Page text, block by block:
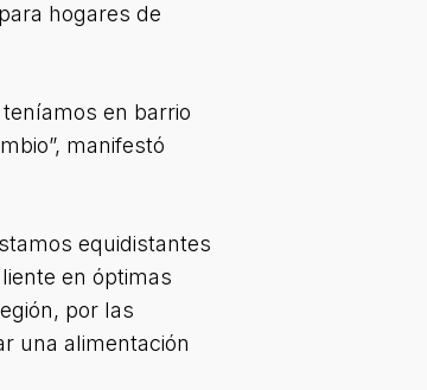
hogares de
en barrio
manifestó
equidistantes
en óptimas
por las
una alimentación